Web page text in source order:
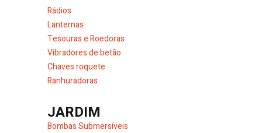
Rádios
Lanternas
Tesouras e Roedoras
Vibradores de betão
Chaves roquete
Ranhuradoras
JARDIM
Bombas Submersíveis